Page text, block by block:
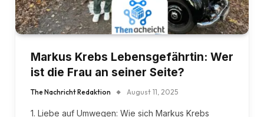
Markus Krebs Lebensgefährtin: Wer
ist die Frau an seiner Seite?
The Nachricht Redaktion August 11, 2025
1. Liebe auf Umwegen: Wie sich Markus Krebs